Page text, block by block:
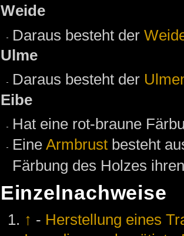
Weide
Daraus besteht der
Ulme
Daraus besteht der
Eibe
Hat eine rot-braune
Eine Armbrust besteht
Färbung des Holzes
Einzelnachweise
↑ - Herstellung eines